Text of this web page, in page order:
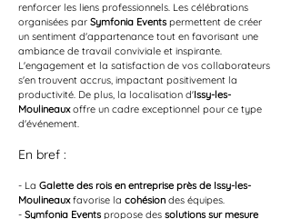
renforcer les liens professionnels. Les célébrations
organisées par Symfonia Events permettent de créer
un sentiment d'appartenance tout en favorisant une
ambiance de travail conviviale et inspirante.
L'engagement et la satisfaction de vos collaborateurs
s'en trouvent accrus, impactant positivement la
productivité. De plus, la localisation d'Issy-les-
Moulineaux offre un cadre exceptionnel pour ce type
d'événement.
En bref :
- La Galette des rois en entreprise près de Issy-les-
Moulineaux favorise la cohésion des équipes.
- Symfonia Events propose des solutions sur mesure